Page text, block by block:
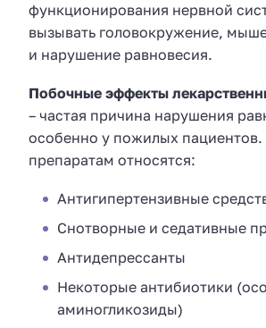
функционирования нервной
вызывать головокружение,
и нарушение равновесия.
Побочные эффекты
– частая причина нарушения
особенно у пожилых пациентов.
препаратам относятся:
Антигипертензивные
Снотворные и седативные
Антидепрессанты
Некоторые антибиотики
аминогликозиды)